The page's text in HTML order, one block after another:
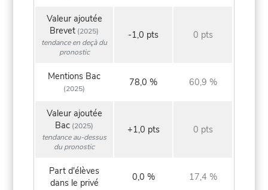
Valeur ajoutée
Brevet (2025)
tendance en deçà du
pronostic
-1,0 pts 0 pts
Mentions Bac
(2025)
78,0 % 60,9 %
Valeur ajoutée
Bac (2025)
tendance au-dessus
du pronostic
+1,0 pts 0 pts
Part d'élèves
dans le privé
0,0 % 17,4 %